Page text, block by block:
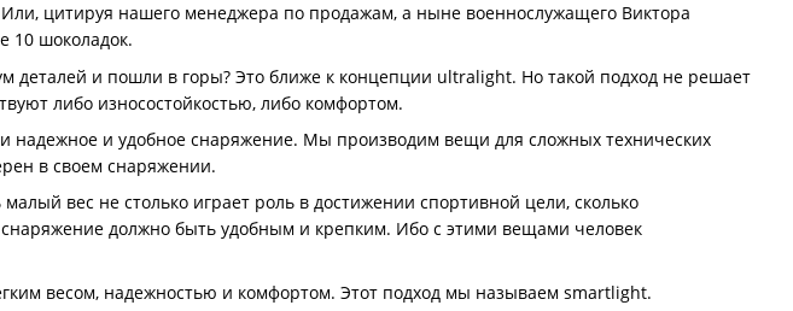
цитируя нашего менеджера по продажам, а ныне военнослужащего Виктора
10 шоколадок.
деталей и пошли в горы? Это ближе к концепции ultralight. Но такой подход не решает
либо износостойкостью, либо комфортом.
надежное и удобное снаряжение. Мы производим вещи для сложных технических
в своем снаряжении.
вес не столько играет роль в достижении спортивной цели, сколько
должно быть удобным и крепким. Ибо с этими вещами человек
весом, надежностью и комфортом. Этот подход мы называем smartlight.